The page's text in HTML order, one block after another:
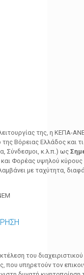
της, η ΚΕΠΑ-
της Βόρειας Ελλάδος και
Σύνδεσμοι, κ.λ.π.) ως
και Φορέας υψηλού κύρους
με ταχύτητα,
του
που υπηρετούν τον